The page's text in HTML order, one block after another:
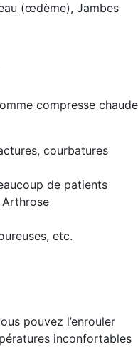
(œdème), Jambes
compresse chaude
courbatures
de patients
etc.
pouvez l’enrouler
inconfortables